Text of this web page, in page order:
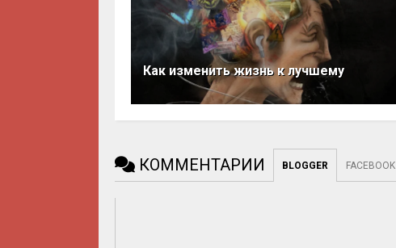
Как изменить жизнь к лучшему
КОММЕНТАРИИ BLOGGER FACEBOOK